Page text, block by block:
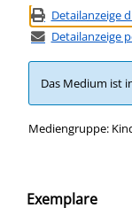
Detailanzeige
Detailanzeige
Das Medium ist
Suche nach
Mediengruppe:
Exemplare